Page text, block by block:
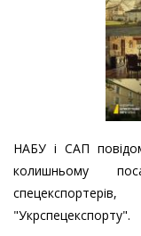
НАБУ і САП
колишньому
"Укрспецекспорту".